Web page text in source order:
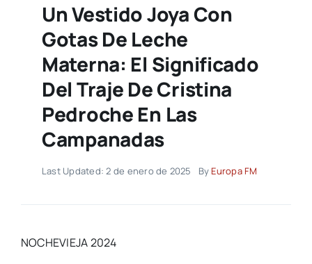
Un Vestido Joya Con
Gotas De Leche
Materna: El Significado
Del Traje De Cristina
Pedroche En Las
Campanadas
Last Updated: 2 de enero de 2025 By Europa FM
NOCHEVIEJA 2024